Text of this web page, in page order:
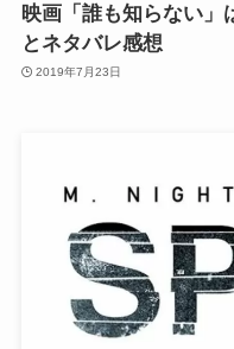
映画「誰も知らない
とネタバレ感想
2019年7月23日